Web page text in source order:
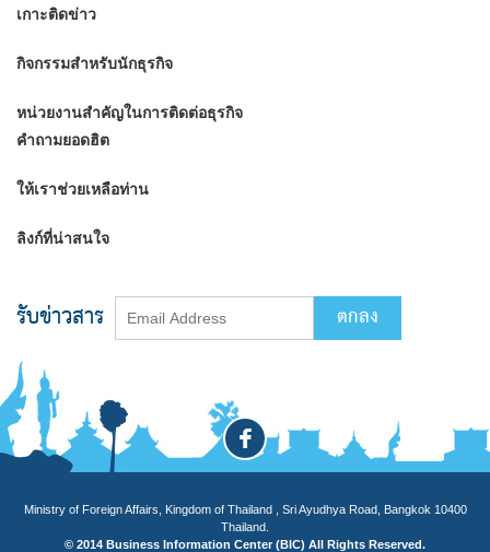
เกาะติดข่าว
กิจกรรมสำหรับนักธุรกิจ
หน่วยงานสำคัญในการติดต่อธุรกิจ
คำถามยอดฮิต
ให้เราช่วยเหลือท่าน
ลิงก์ที่น่าสนใจ
รับข่าวสาร
Ministry of Foreign Affairs, Kingdom of Thailand , Sri Ayudhya Road, Bangkok 10400
Thailand.
© 2014 Business Information Center (BIC) All Rights Reserved.